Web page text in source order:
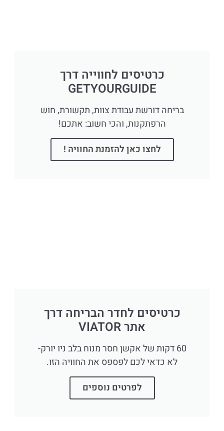
כרטיסים לחווייה דרך
GETYOURGUIDE
בריחה דורשת עבודת צוות, תקשורת, חוש
הרפתקנות, והכי חשוב: אתכם!
לחצו כאן להזמנת החוויה !
כרטיסים לחדר הבריחה דרך
אתר VIATOR
60 דקות של אקשן חסר מנוח בלב ניו יורק-
לא כדאי לכם לפספס את החוויה הזו.
לפרטים נוספים